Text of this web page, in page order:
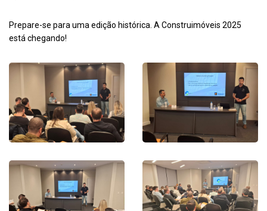
Prepare-se para uma edição histórica. A Construimóveis 2025
está chegando!